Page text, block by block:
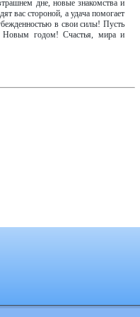
дне, новые знакомства и
вас стороной, а удача помогает
в свои силы! Пусть
Новым годом! Счастья, мира и